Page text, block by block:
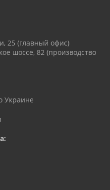
25 (главный офис)
шоссе, 82 (производство
Украине